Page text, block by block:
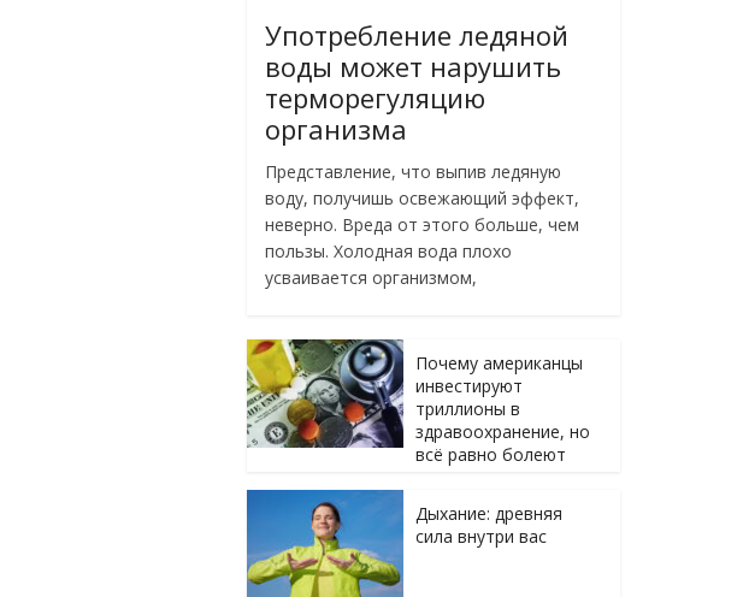
Употребление ледяной
воды может нарушить
терморегуляцию
организма
Представление, что выпив ледяную
воду, получишь освежающий эффект,
неверно. Вреда от этого больше, чем
пользы. Холодная вода плохо
усваивается организмом,
Почему американцы
инвестируют
триллионы в
здравоохранение, но
всё равно болеют
Дыхание: древняя
сила внутри вас